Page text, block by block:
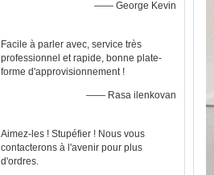
—— George Kevin
Facile à parler avec, service très
professionnel et rapide, bonne plate-
forme d'approvisionnement !
—— Rasa ilenkovan
Aimez-les ! Stupéfier ! Nous vous
contacterons à l'avenir pour plus
d'ordres.